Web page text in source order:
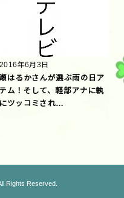
2016年6月3日
はるかさんが選ぶ雨の日ア
ム！そして、軽部アナに執
ツッコミされ…
Rights Reserved.